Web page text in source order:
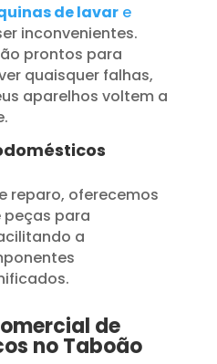
de lavare
inconvenientes.
prontos para
quaisquer falhas,
aparelhos voltem a
reparo, oferecemos
para
a
de
no Taboão